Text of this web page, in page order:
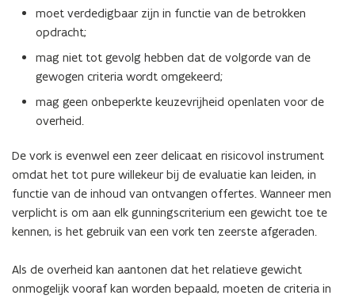
moet verdedigbaar zijn in functie van de betrokken
opdracht;
mag niet tot gevolg hebben dat de volgorde van de
gewogen criteria wordt omgekeerd;
mag geen onbeperkte keuzevrijheid openlaten voor de
overheid.
De vork is evenwel een zeer delicaat en risicovol instrument
omdat het tot pure willekeur bij de evaluatie kan leiden, in
functie van de inhoud van ontvangen offertes. Wanneer men
verplicht is om aan elk gunningscriterium een gewicht toe te
kennen, is het gebruik van een vork ten zeerste afgeraden.
Als de overheid kan aantonen dat het relatieve gewicht
onmogelijk vooraf kan worden bepaald, moeten de criteria in